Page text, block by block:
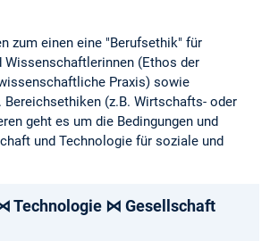
zum einen eine "Berufsethik" für
(Ethos der
Praxis) sowie
Bereichsethiken (z.B. Wirtschafts- oder
geht es um die Bedingungen und
und Technologie für soziale und
Technologie ⋈ Gesellschaft